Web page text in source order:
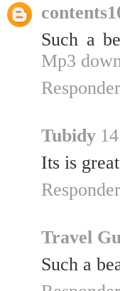
Such a
Mp3
Responder
Tubidy
Its is
Responder
Travel
Such a